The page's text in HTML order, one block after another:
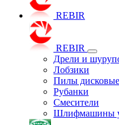
REBIR
REBIR
Дрели и
Лобзики
Пилы дисковые
Рубанки
Смесители
Шлифмашины